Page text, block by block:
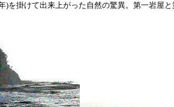
)を掛けて出来上がった自然の驚異。第一岩屋と